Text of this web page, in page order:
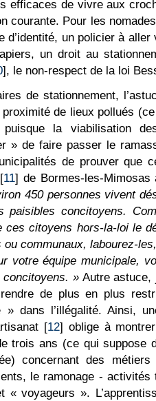
efficaces de vivre aux
courante. Pour les
d’identité, un policier à
un droit au
], le non-respect de la loi
de stationnement,
de lieux pollués
la viabilisation
» de faire passer le
de prouver que
11] de Bormes-les-
450 personnes vivent
paisibles concitoyens.
ces citoyens hors-la-loi le
communaux, labourez-
votre équipe municipale,
»Autre astuce,
de plus en plus
» dans l’illégalité. Ainsi,
[12] oblige à
trois ans (ce qui suppose
concernant des
le ramonage -
« voyageurs ».